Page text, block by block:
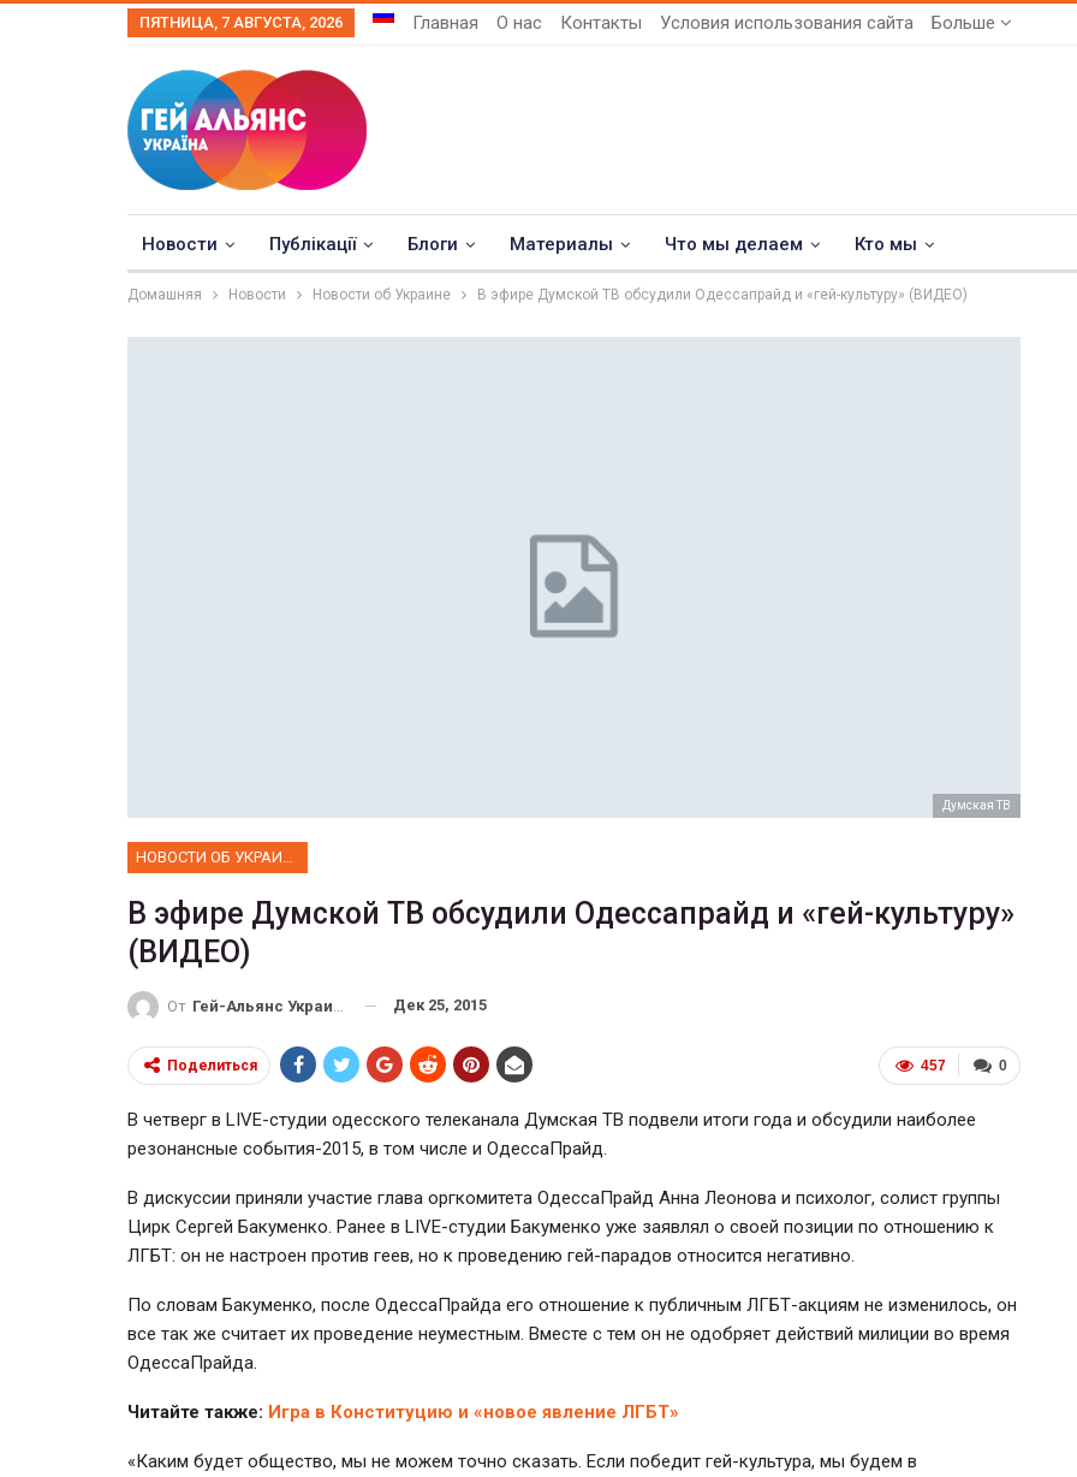
ПЯТНИЦА, 7 АВГУСТА, 2026 Главная О нас Контакты Условия использования сайта Больше
Новости Публікації Блоги Материалы Что мы делаем Кто мы
Домашняя Новости Новости об Украине В эфире Думской ТВ обсудили Одессапрайд и «гей-культуру» (ВИДЕО)
Думская ТВ
НОВОСТИ ОБ УКРАИНЕ
В эфире Думской ТВ обсудили Одессапрайд и «гей-культуру»
(ВИДЕО)
От Гей-Альянс Украина Дек 25, 2015
0
457
Поделиться
В четверг в LIVE-студии одесского телеканала Думская ТВ подвели итоги года и обсудили наиболее
резонансные события-2015, в том числе и ОдессаПрайд.
В дискуссии приняли участие глава оргкомитета ОдессаПрайд Анна Леонова и психолог, солист группы
Цирк Сергей Бакуменко. Ранее в LIVE-студии Бакуменко уже заявлял о своей позиции по отношению к
ЛГБТ: он не настроен против геев, но к проведению гей-парадов относится негативно.
По словам Бакуменко, после ОдессаПрайда его отношение к публичным ЛГБТ-акциям не изменилось, он
все так же считает их проведение неуместным. Вместе с тем он не одобряет действий милиции во время
ОдессаПрайда.
Читайте также: Игра в Конституцию и «новое явление ЛГБТ»
«Каким будет общество, мы не можем точно сказать. Если победит гей-культура, мы будем в